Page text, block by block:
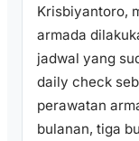
Krisbiyantoro,
armada
jadwal yang
daily check
perawatan
bulanan, tiga